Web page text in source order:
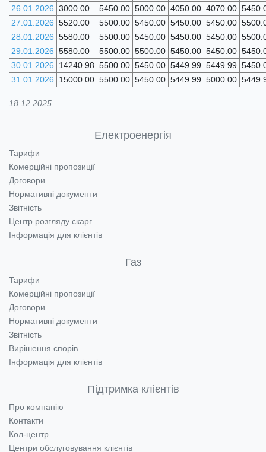
26.01.2026 3000.00 5450.00 5000.00 4050.00 4070.00
27.01.2026 5520.00 5500.00 5450.00 5450.00 5450.00
28.01.2026 5580.00 5500.00 5450.00 5450.00 5450.00
29.01.2026 5580.00 5500.00 5500.00 5450.00 5450.00
30.01.2026
14240.98 5500.00 5450.00 5449.99 5449.99
31.01.2026
15000.00 5500.00 5450.00 5449.99 5000.00
18.12.2025
Електроенергія
Тарифи
Комерційні пропозиції
Договори
Нормативні документи
Звітність
Центр розгляду скарг
Інформація для клієнтів
Газ
Тарифи
Комерційні пропозиції
Договори
Нормативні документи
Звітність
Вирішення спорів
Інформація для клієнтів
Підтримка клієнтів
Про компанію
Контакти
Кол-центр
Центри обслуговування клієнтів